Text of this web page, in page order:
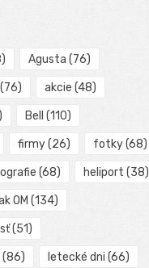
Agusta (76)
(76) akcie (48)
Bell (110)
firmy(26) fotky(68)
(68) heliport (38)
OM (134)
(51)
(86) letecké dni (66)